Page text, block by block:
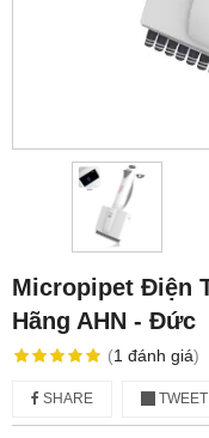
Micropipet Điện
Hãng AHN - Đức
(1 đánh giá)
SHARE TWEET